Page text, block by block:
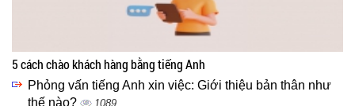
5 cách chào khách hàng bằng tiếng Anh
Phỏng vấn tiếng Anh xin việc: Giới thiệu bản thân như
thế nào?
1089